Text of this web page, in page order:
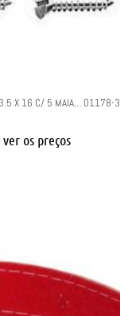
3.5 X 16 C/ 5 MAIA… 01178-3
os preços